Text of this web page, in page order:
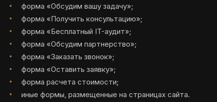
форма «Обсудим вашу задачу»;
форма «Получить консультацию»;
форма «Бесплатный IT-аудит»;
форма «Обсудим партнерство»;
форма «Заказать звонок»;
форма «Оставить заявку»;
форма расчета стоимости;
иные формы, размещенные на страницах сайта.